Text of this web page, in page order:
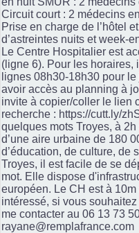
Circuit court : 2 médecins
Prise en charge de l’hôtel
d’astreintes nuits et week-
Le Centre Hospitalier est
(ligne 6). Pour les horaires,
lignes 08h30-18h30 pour
avoir accès au planning à
invite à copier/coller le lien
recherche : https://cutt.ly/
quelques mots Troyes, à
d’une aire urbaine de 180
d’éducation, de culture, de
Troyes, il est facile de se
mot. Elle dispose
européen. Le CH est à
intéressé, si vous
me contacter au 06 13 73
rayane@remplafrance.com